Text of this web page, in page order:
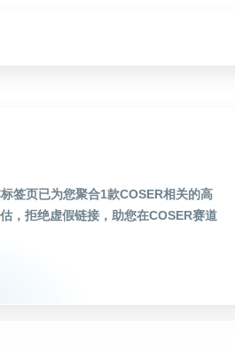
签页已为您聚合1款COSER相关的高
，拒绝虚假链接，助您在COSER赛道